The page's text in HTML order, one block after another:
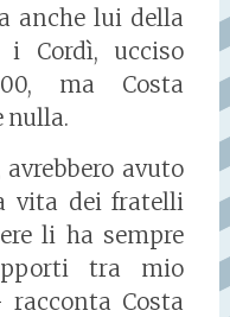
anche lui della
Cordì, ucciso
ma Costa
nulla.
avuto
vita dei fratelli
li ha sempre
tra mio
Costa